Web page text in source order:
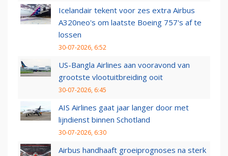
Icelandair tekent voor zes extra Airbus
A320neo's om laatste Boeing 757's af te
lossen
30-07-2026, 6:52
US-Bangla Airlines aan vooravond van
grootste vlootuitbreiding ooit
30-07-2026, 6:45
AIS Airlines gaat jaar langer door met
lijndienst binnen Schotland
30-07-2026, 6:30
Airbus handhaaft groeiprognoses na sterk